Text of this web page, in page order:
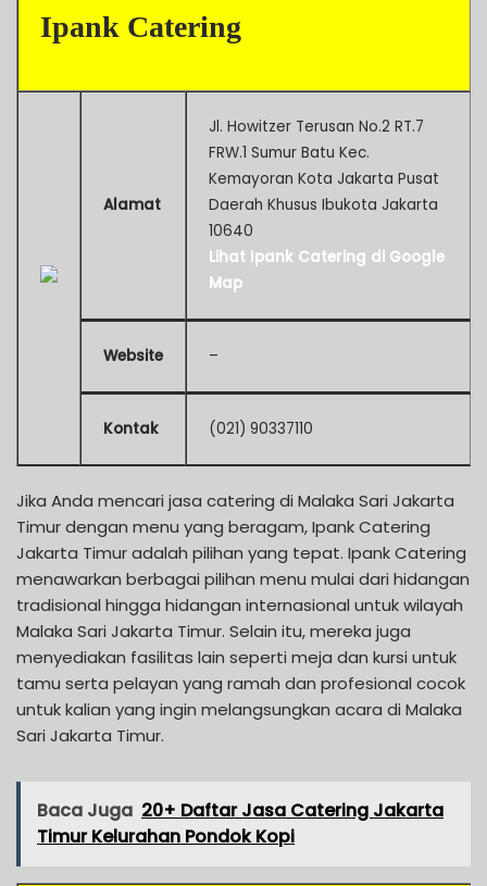
Ipank Catering
Alamat
Jl. Howitzer Terusan No.2 RT.7
FRW.1 Sumur Batu Kec.
Kemayoran Kota Jakarta Pusat
Daerah Khusus Ibukota Jakarta
10640
Lihat Ipank Catering di Google
Map
Website –
Kontak (021) 90337110
Jika Anda mencari jasa catering di Malaka Sari Jakarta
Timur dengan menu yang beragam, Ipank Catering
Jakarta Timur adalah pilihan yang tepat. Ipank Catering
menawarkan berbagai pilihan menu mulai dari hidangan
tradisional hingga hidangan internasional untuk wilayah
Malaka Sari Jakarta Timur. Selain itu, mereka juga
menyediakan fasilitas lain seperti meja dan kursi untuk
tamu serta pelayan yang ramah dan profesional cocok
untuk kalian yang ingin melangsungkan acara di Malaka
Sari Jakarta Timur.
Baca Juga 20+ Daftar Jasa Catering Jakarta
Timur Kelurahan Pondok Kopi